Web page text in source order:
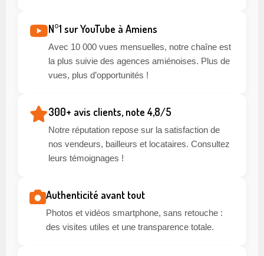
N°1 sur YouTube à Amiens
Avec 10 000 vues mensuelles, notre chaîne est
la plus suivie des agences amiénoises. Plus de
vues, plus d’opportunités !
300+ avis clients, note 4,8/5
Notre réputation repose sur la satisfaction de
nos vendeurs, bailleurs et locataires. Consultez
leurs témoignages !
Authenticité avant tout
Photos et vidéos smartphone, sans retouche :
des visites utiles et une transparence totale.